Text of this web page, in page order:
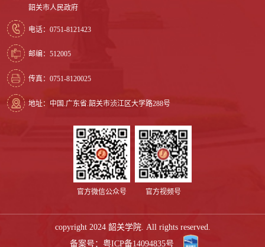
韶关市人民政府
电话：0751-8121423
邮编：512005
传真：0751-8120025
地址：中国.广东省.韶关市浈江区大学路288号
官方微信公众号 官方视频号
copyright 2024 韶关学院. All rights reserved.
备案号：粤ICP备14094835号